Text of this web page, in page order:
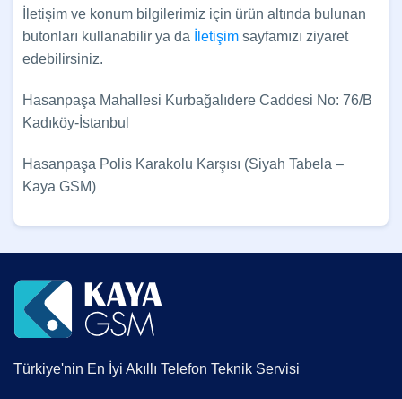
İletişim ve konum bilgilerimiz için ürün altında bulunan
butonları kullanabilir ya da
İletişim sayfamızı ziyaret
edebilirsiniz.
Hasanpaşa Mahallesi Kurbağalıdere Caddesi No: 76/B
Kadıköy-İstanbul
Hasanpaşa Polis Karakolu Karşısı (Siyah Tabela –
Kaya GSM)
Türkiye'nin En İyi Akıllı Telefon Teknik Servisi